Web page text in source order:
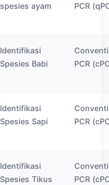
spesies ayam
PCR
Identifikasi
Spesies Babi
PCR
Identifikasi
Spesies Sapi
PCR
Identifikasi
Spesies Tikus
PCR